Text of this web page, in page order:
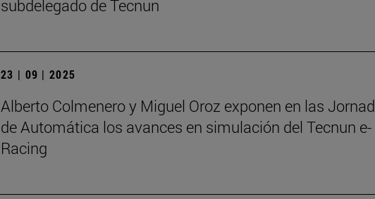
subdelegado de Tecnun
23 | 09 | 2025
Alberto Colmenero y Miguel Oroz exponen en las
de Automática los avances en simulación del Tecnun e-
Racing